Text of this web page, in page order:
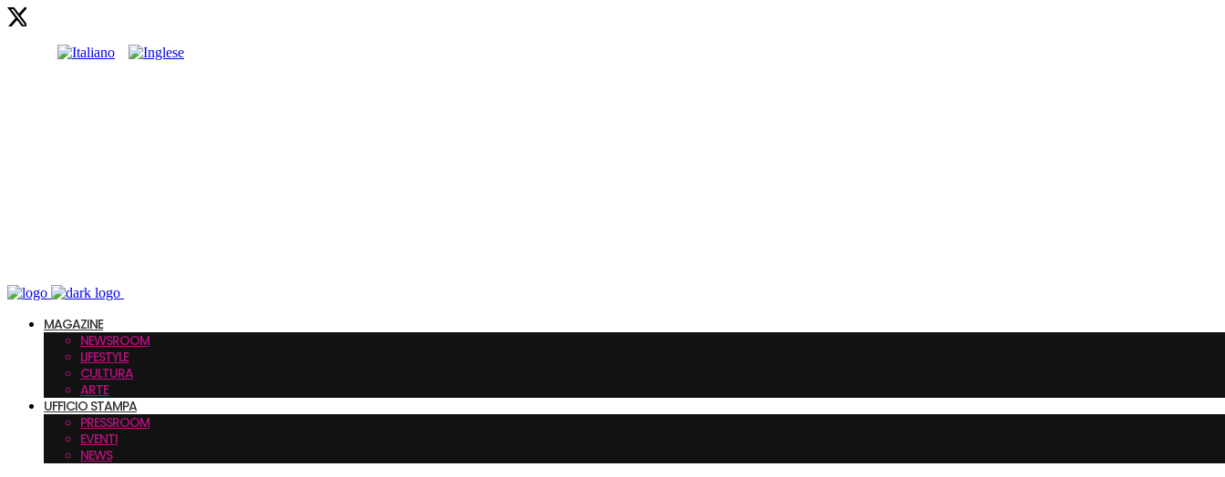
MAGAZINE
NEWSROOM
LIFESTYLE
CULTURA
ARTE
UFFICIO STAMPA
PRESSROOM
EVENTI
NEWS